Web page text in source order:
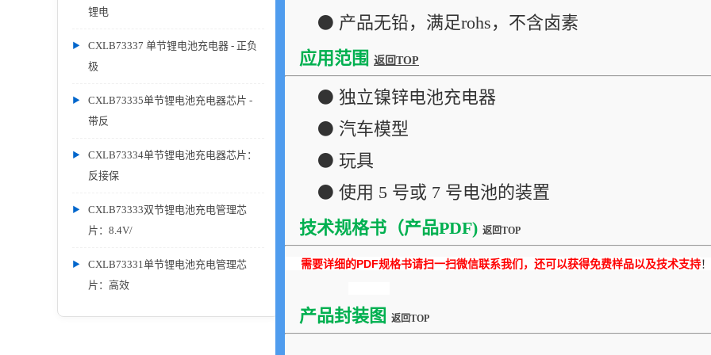
锂电
CXLB73337 单节锂电池充电器 - 正负
极
CXLB73335单节锂电池充电器芯片 -
带反
CXLB73334单节锂电池充电器芯片：
反接保
CXLB73333双节锂电池充电管理芯
片：8.4V/
CXLB73331单节锂电池充电管理芯
片：高效
⚫ 产品无铅，满足rohs，不含卤素
应用范围 返回TOP
⚫ 独立镍锌电池充电器
⚫ 汽车模型
⚫ 玩具
⚫ 使用 5 号或 7 号电池的装置
技术规格书（产品PDF) 返回TOP
需要详细的PDF规格书请扫一扫微信联系我们，还可以获得免费样品以及技术支持！
产品封装图 返回TOP